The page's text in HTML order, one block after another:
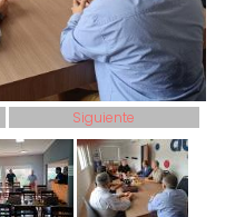
Siguiente